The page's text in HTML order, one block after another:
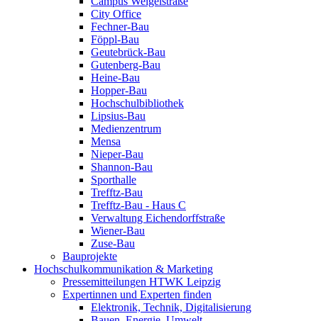
City Office
Fechner-Bau
Föppl-Bau
Geutebrück-Bau
Gutenberg-Bau
Heine-Bau
Hopper-Bau
Hochschulbibliothek
Lipsius-Bau
Medienzentrum
Mensa
Nieper-Bau
Shannon-Bau
Sporthalle
Trefftz-Bau
Trefftz-Bau - Haus C
Verwaltung Eichendorffstraße
Wiener-Bau
Zuse-Bau
Bauprojekte
Hochschulkommunikation & Marketing
Pressemitteilungen HTWK Leipzig
Expertinnen und Experten finden
Elektronik, Technik, Digitalisierung